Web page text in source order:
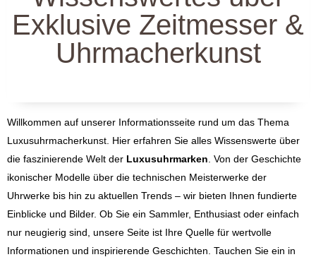
Exklusive Zeitmesser &
Uhrmacherkunst
Willkommen auf unserer Informationsseite rund um das Thema
Luxusuhrmacherkunst. Hier erfahren Sie alles Wissenswerte über
die faszinierende Welt der Luxusuhrmarken . Von der Geschichte
ikonischer Modelle über die technischen Meisterwerke der
Uhrwerke bis hin zu aktuellen Trends – wir bieten Ihnen fundierte
Einblicke und Bilder. Ob Sie ein Sammler, Enthusiast oder einfach
nur neugierig sind, unsere Seite ist Ihre Quelle für wertvolle
Informationen und inspirierende Geschichten. Tauchen Sie ein in